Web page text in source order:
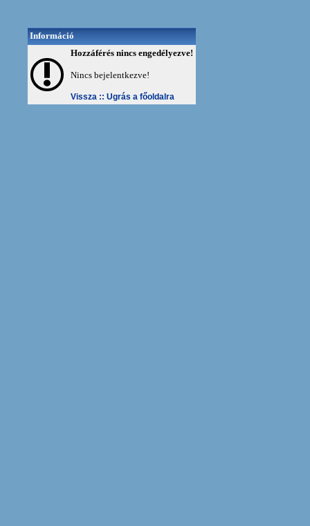
Információ
Hozzáférés nincs engedélyezve!
Nincs bejelentkezve!
Vissza :: Ugrás a főoldalra